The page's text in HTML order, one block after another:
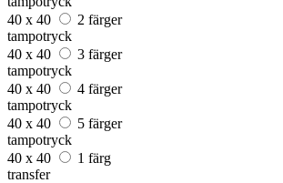
40 x 40
2 färger
tampotryck
40 x 40
3 färger
tampotryck
40 x 40
4 färger
tampotryck
40 x 40
5 färger
tampotryck
40 x 40
1 färg
transfer